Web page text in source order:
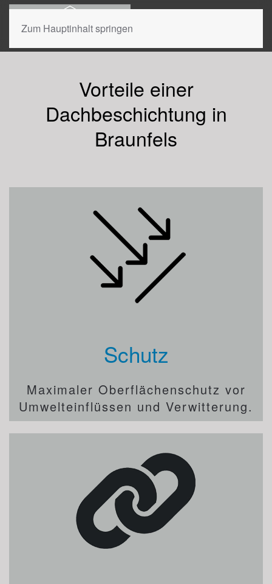
Zum Hauptinhalt springen
Vorteile einer
Dachbeschichtung in
Braunfels
Schutz
Maximaler Oberflächenschutz vor
Umwelteinflüssen und Verwitterung.